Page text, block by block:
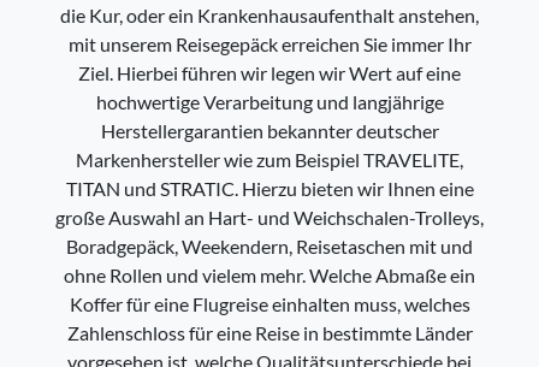
die Kur, oder ein Krankenhausaufenthalt anstehen,
mit unserem Reisegepäck erreichen Sie immer Ihr
Ziel. Hierbei führen wir legen wir Wert auf eine
hochwertige Verarbeitung und langjährige
Herstellergarantien bekannter deutscher
Markenhersteller wie zum Beispiel TRAVELITE,
TITAN und STRATIC. Hierzu bieten wir Ihnen eine
große Auswahl an Hart- und Weichschalen-Trolleys,
Boradgepäck, Weekendern, Reisetaschen mit und
ohne Rollen und vielem mehr. Welche Abmaße ein
Koffer für eine Flugreise einhalten muss, welches
Zahlenschloss für eine Reise in bestimmte Länder
vorgesehen ist, welche Qualitätsunterschiede bei